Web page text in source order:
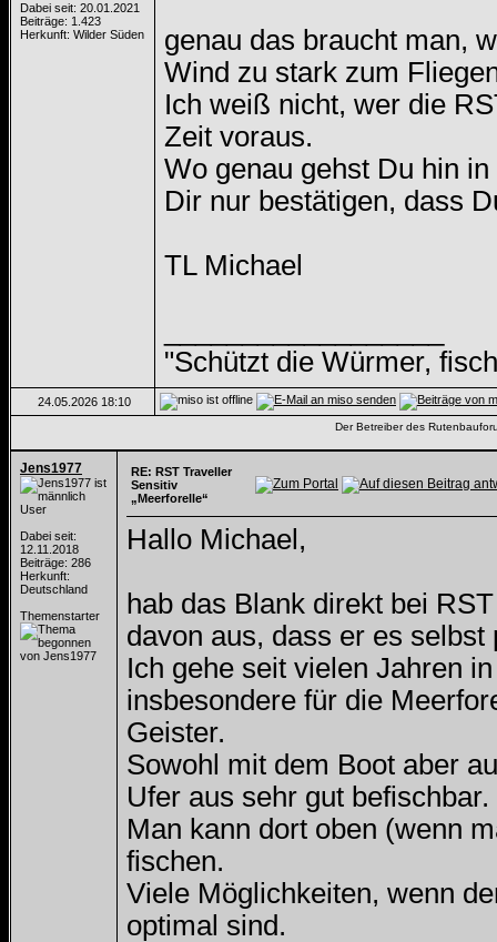
Dabei seit: 20.01.2021
Beiträge: 1.423
Herkunft: Wilder Süden
genau das braucht man,
Wind zu stark zum
Ich weiß nicht, wer die
Zeit voraus.
Wo genau gehst Du hin
Dir nur bestätigen, dass
TL Michael
"Schützt die Würmer,
24.05.2026 18:10
Der Betreiber des
Jens1977
User
Dabei seit:
12.11.2018
Beiträge: 286
Herkunft:
Deutschland
Themenstarter
RE: RST Traveller
Sensitiv
„Meerforelle“
Hallo Michael,
hab das Blank direkt bei
davon aus, dass er es selbst
Ich gehe seit vielen Jahren
insbesondere für die
Geister.
Sowohl mit dem Boot aber
Ufer aus sehr gut befischbar.
Man kann dort oben (wenn
fischen.
Viele Möglichkeiten, wenn
optimal sind.